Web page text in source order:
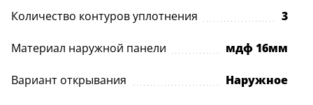
Электронный замок Gimmel F50 Tuya входит
в стоимость двери.В фирменных салонах оцените
этот и другие электронные замки. Менеджер
продемонстрирует все способы открывания,
расскажет об отличиях и преимуществах каждого.
Количество контуров уплотнения 3
Материал наружной панели мдф 16мм
Вариант открывания Наружное